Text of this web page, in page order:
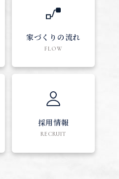
家づくりの流れ
FLOW
採用情報
RECRUIT